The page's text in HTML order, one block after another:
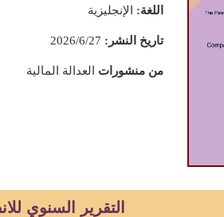
اللغة: الإنجليزية
تاريخ النشر:
من منشورات العدالة المالية
التقرير السنوي